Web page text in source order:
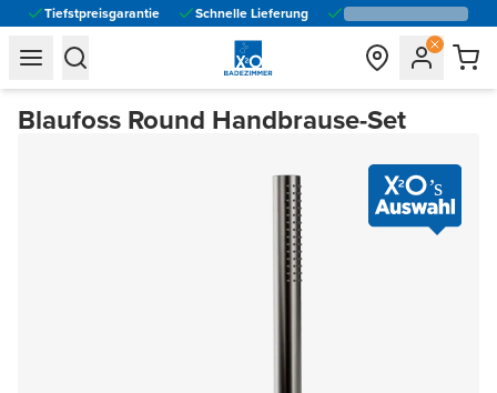
Tiefstpreisgarantie Schnelle Lieferung
general.navigation.toggle_menu.label
general.navigation.toggle_menu.label
Blaufoss Round Handbrause-Set